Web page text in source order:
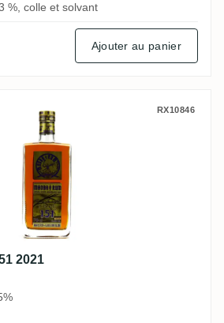
%, colle et solvant
Ajouter au panier
151 2021 RX10846
2021